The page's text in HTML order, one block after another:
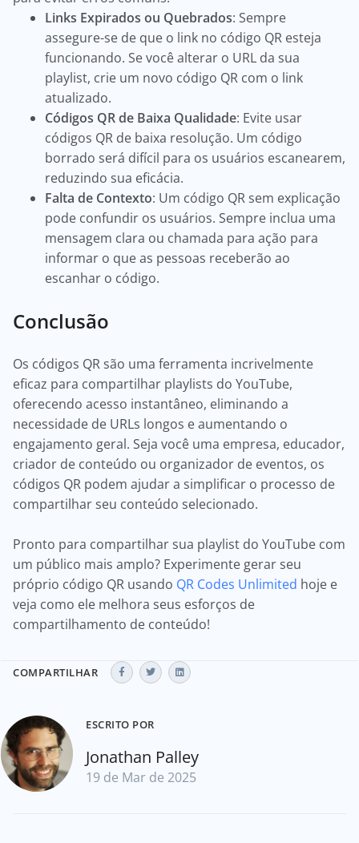
Links Expirados ou Quebrados: Sempre
assegure-se de que o link no código QR esteja
funcionando. Se você alterar o URL da sua
playlist, crie um novo código QR com o link
atualizado.
Códigos QR de Baixa Qualidade: Evite usar
códigos QR de baixa resolução. Um código
borrado será difícil para os usuários escanearem,
reduzindo sua eficácia.
Falta de Contexto: Um código QR sem explicação
pode confundir os usuários. Sempre inclua uma
mensagem clara ou chamada para ação para
informar o que as pessoas receberão ao
escanhar o código.
Conclusão
Os códigos QR são uma ferramenta incrivelmente
eficaz para compartilhar playlists do YouTube,
oferecendo acesso instantâneo, eliminando a
necessidade de URLs longos e aumentando o
engajamento geral. Seja você uma empresa, educador,
criador de conteúdo ou organizador de eventos, os
códigos QR podem ajudar a simplificar o processo de
compartilhar seu conteúdo selecionado.
Pronto para compartilhar sua playlist do YouTube com
um público mais amplo? Experimente gerar seu
próprio código QR usando QR Codes Unlimited hoje e
veja como ele melhora seus esforços de
compartilhamento de conteúdo!
COMPARTILHAR
ESCRITO POR
Jonathan Palley
19 de Mar de 2025